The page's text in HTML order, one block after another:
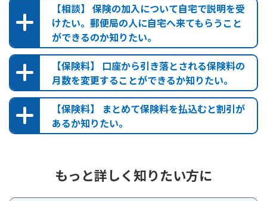
・保証期間中に被保険者が死亡された場合
保証期間満了までの年金受取総額のうち、未払分の現価
）に相当する額は最低保証されますが、ご加入時の年齢
や性別などによっては、受取総額が保険料払込総額を下回り
ます。
未払分の年金を予定利率で割り引いて現在の価値に計算
しなおしますので、未払分の年金の総額よりも少なくな
ります。
料払込総額を下回ります。
郵便局検索
なお、一部の郵便局では、保険のお取扱いをしておりませんの
で、ご注意ください。また、本サイトのコンテンツもご一読く
ださい。
保険かんたん診断
【相談】 保険の加入について自宅で説明を受
けたい。郵便局の人に自宅へ来てもらうこと
ができるのか知りたい。
お問い合わせ
【保険料】 口座から引き落とされる保険料の
月数を変更することができるか知りたい。
【保険料】 まとめて保険料を払込むと割引が
あるか知りたい。
もっと詳しく知りたい方に